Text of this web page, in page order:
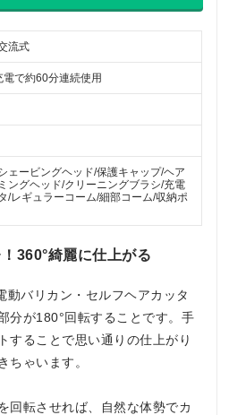
流式
電で約60分連続使用
ェービングヘッド/保護キャップ/ヘア
ングヘッド/クリーニングブラシ/充電
/レギュラーコーム/細部コーム/収納ポ
360°綺麗に仕上がる
バリカン・セルフヘアカッタ
分が180°回転することです。手
することで思い通りの仕上がり
ちゃいます。
回転させれば、自然な体勢でカ